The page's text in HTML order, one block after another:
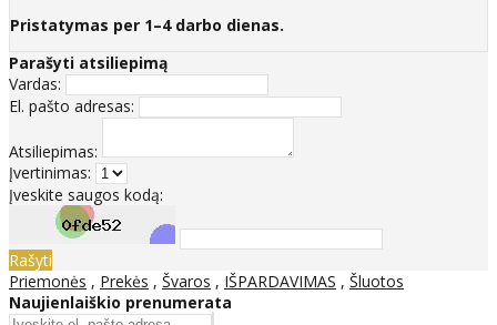
Pristatymas per 1–4 darbo dienas.
Parašyti atsiliepimą
Vardas:
El. pašto adresas:
Atsiliepimas:
Įvertinimas:
Įveskite saugos kodą:
Rašyti
Priemonės , Prekės , Švaros , IŠPARDAVIMAS , Šluotos
Naujienlaiškio prenumerata